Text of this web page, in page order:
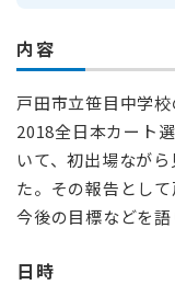
内容
戸田市立笹目中学
2018全日本カート
いて、初出場なが
た。その報告とし
今後の目標などを語
日時